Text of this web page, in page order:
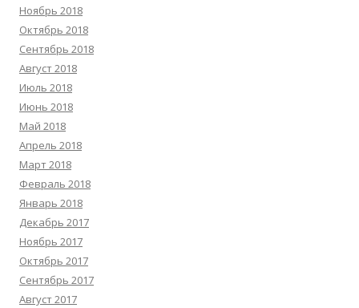
Ноябрь 2018
Октябрь 2018
Сентябрь 2018
Август 2018
Июль 2018
Июнь 2018
Май 2018
Апрель 2018
Март 2018
Февраль 2018
Январь 2018
Декабрь 2017
Ноябрь 2017
Октябрь 2017
Сентябрь 2017
Август 2017